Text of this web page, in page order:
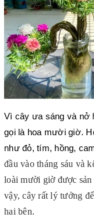
Vì cây ưa sáng và nở
gọi là hoa mười giờ.
như đỏ, tím, hồng,
đầu vào tháng sáu và
loài mười giờ được
vậy, cây rất lý tưởng
hai bên.